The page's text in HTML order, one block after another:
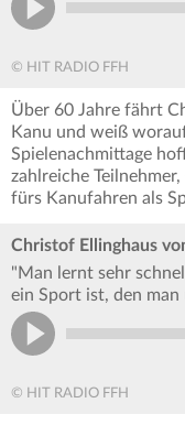
© HIT RADIO FFH
Über 60 Jahre fährt
Kanu und weiß
Spielenachmittage
zahlreiche
fürs Kanufahren als
Christof Ellinghaus
"Man lernt sehr
ein Sport ist, den man
© HIT RADIO FFH